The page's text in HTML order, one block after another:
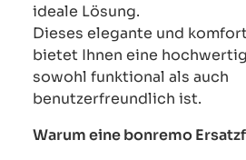
ideale Lösung.
Dieses elegante und
bietet Ihnen eine
sowohl funktional als auch
benutzerfreundlich ist.
Warum eine bonremo